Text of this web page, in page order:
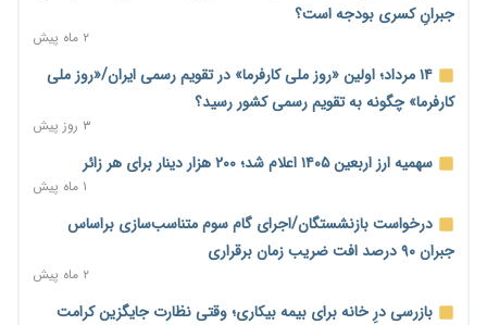
نماینده مجلس: توسعه مرزهای زمینی به راهبرد تأمین کالاهای
خانه کارگر قزوین: شکاف دستمزد و هزینه معیشت هر روز عمیق‌تر
می‌شود
رئیس سازمان امور مالیاتی: بلاگرهای پردرآمد مشمول پرداخت
مالیات هستند
جبرانِ کسری بودجه است؟
۲ ماه پیش
۱۴ مرداد؛ اولین «روز ملی کارفرما» در تقویم رسمی ایران/«روز ملی
کارفرما» چگونه به تقویم رسمی کشور رسید؟
۳ روز پیش
سهمیه ارز اربعین ۱۴۰۵ اعلام شد؛ ۲۰۰ هزار دینار برای هر زائر
۱ ماه پیش
درخواست بازنشستگان/اجرای گام سوم متناسب‌سازی براساس
جبران ۹۰ درصد افت ضریب زمان برقراری
۲ ماه پیش
بازرسی درِ خانه برای بیمه بیکاری؛ وقتی نظارت جایگزین کرامت